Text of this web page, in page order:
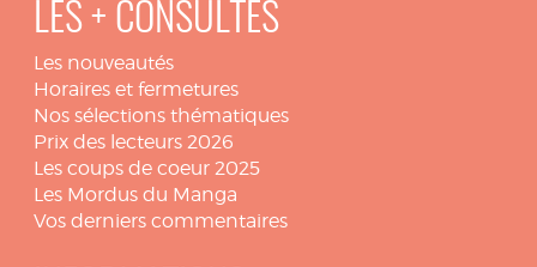
LES + CONSULTÉS
Les nouveautés
Horaires et fermetures
Nos sélections thématiques
Prix des lecteurs 2026
Les coups de coeur 2025
Les Mordus du Manga
Vos derniers commentaires